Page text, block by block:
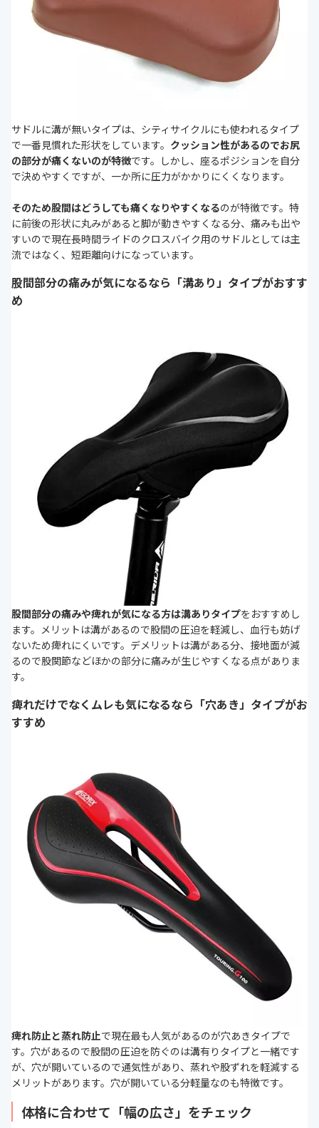
サドルに溝が無いタイプは、シティサイクルにも使われるタイプ
で一番見慣れた形状をしています。 クッション性があるのでお尻
の部分が痛くないのが特徴です。しかし、座るポジションを自分
で決めやすくですが、一か所に圧力がかかりにくくなります。
そのため股間はどうしても痛くなりやすくなるのが特徴です。特
に前後の形状に丸みがあると脚が動きやすくなる分、痛みも出や
すいので現在長時間ライドのクロスバイク用のサドルとしては主
流ではなく、短距離向けになっています。
股間部分の痛みが気になるなら「溝あり」タイプがおすす
め
股間部分の痛みや痺れが気になる方は溝ありタイプをおすすめし
ます。メリットは溝があるので股間の圧迫を軽減し、血行も妨げ
ないため痺れにくいです。デメリットは溝がある分、接地面が減
るので股関節などほかの部分に痛みが生じやすくなる点がありま
す。
痺れだけでなくムレも気になるなら「穴あき」タイプがお
すすめ
痺れ防止と蒸れ防止で現在最も人気があるのが穴あきタイプで
す。穴があるので股間の圧迫を防ぐのは溝有りタイプと一緒です
が、穴が開いているので通気性があり、蒸れや股ずれを軽減する
メリットがあります。穴が開いている分軽量なのも特徴です。
体格に合わせて「幅の広さ」をチェック